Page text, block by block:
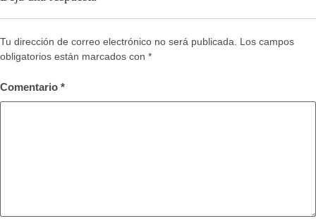
Tu dirección de correo electrónico no será publicada.
Los campos
obligatorios están marcados con *
Comentario *